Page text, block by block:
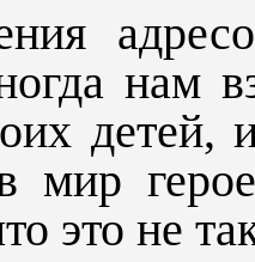
нам
мир
это не